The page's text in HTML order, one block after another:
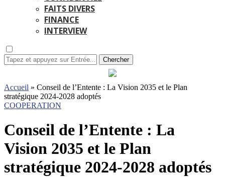
FAITS DIVERS
FINANCE
INTERVIEW
Chercher
Accueil » Conseil de l’Entente : La Vision 2035 et le Plan
stratégique 2024-2028 adoptés
COOPERATION
Conseil de l’Entente : La
Vision 2035 et le Plan
stratégique 2024-2028 adoptés